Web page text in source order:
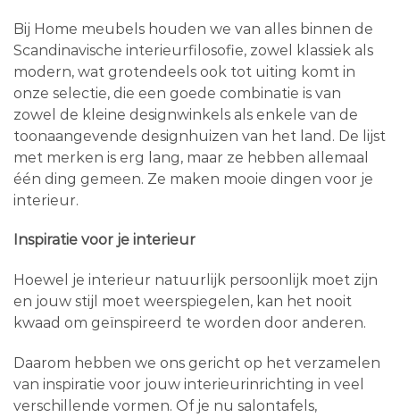
Bij Home meubels houden we van alles binnen de
Scandinavische interieurfilosofie, zowel klassiek als
modern, wat grotendeels ook tot uiting komt in
onze selectie, die een goede combinatie is van
zowel de kleine designwinkels als enkele van de
toonaangevende designhuizen van het land. De lijst
met merken is erg lang, maar ze hebben allemaal
één ding gemeen. Ze maken mooie dingen voor je
interieur.
Inspiratie voor je interieur
Hoewel je interieur natuurlijk persoonlijk moet zijn
en jouw stijl moet weerspiegelen, kan het nooit
kwaad om geïnspireerd te worden door anderen.
Daarom hebben we ons gericht op het verzamelen
van inspiratie voor jouw interieurinrichting in veel
verschillende vormen. Of je nu salontafels,